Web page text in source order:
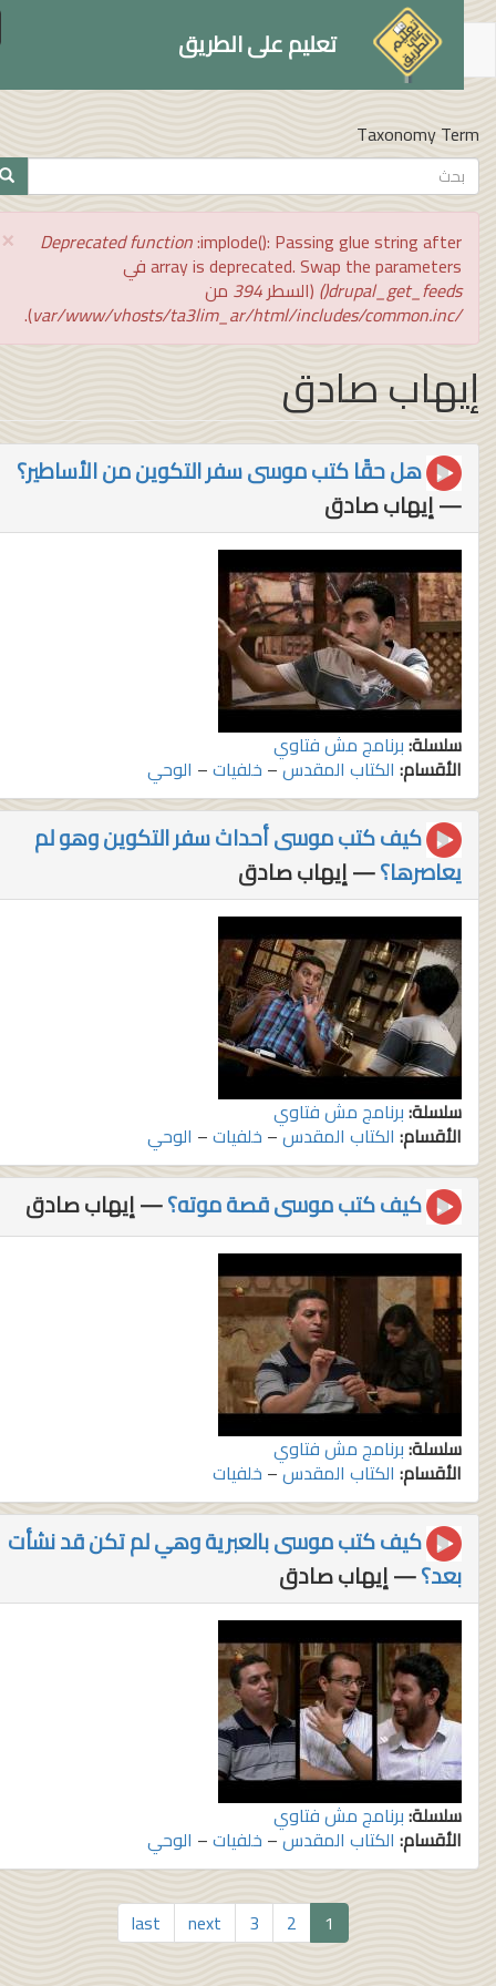
تعليم على الطريق
Taxonomy
× رسالة
الخطأ
Deprecated function:implode(): Passing glue string after
array is deprecated. Swap the parameters في
drupal_get_feeds() (السطر394من
).
صادق
هل حقًا كتب موسى سفر التكوين من الأساطير؟
— إيهاب صادق
سلسلة:برنامج مش فتاوي
الأقسام:الكتاب المقدس–خلفيات–الوحي
كيف كتب موسى أحداث سفر التكوين وهو لم
يعاصرها؟— إيهاب صادق
سلسلة:برنامج مش فتاوي
الأقسام:الكتاب المقدس–خلفيات–الوحي
كيف كتب موسى قصة موته؟— إيهاب صادق
سلسلة:برنامج مش فتاوي
الأقسام:الكتاب المقدس–خلفيات
كيف كتب موسى بالعبرية وهي لم تكن قد نشأت
بعد؟— إيهاب صادق
سلسلة:برنامج مش فتاوي
الأقسام:الكتاب المقدس–خلفيات–الوحي
2
3
next
last